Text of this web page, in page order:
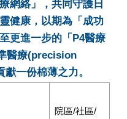
網絡」，共同守護日
健康，以期為「成功
更進一步的「P4醫療
醫療(precision
一份棉薄之力。
院區/社區/